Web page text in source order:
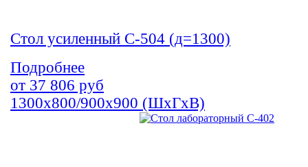
Стол усиленный С-504 (д=1300)
Подробнее
от 37 806 руб
1300х800/900х900 (ШхГхВ)